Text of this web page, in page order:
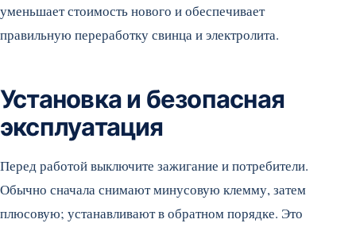
уменьшает стоимость нового и обеспечивает
правильную переработку свинца и электролита.
Установка и безопасная
эксплуатация
Перед работой выключите зажигание и потребители.
Обычно сначала снимают минусовую клемму, затем
плюсовую; устанавливают в обратном порядке. Это